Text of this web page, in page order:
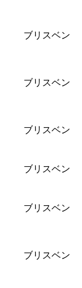
ブリスベン
ブリスベン
ブリスベン
ブリスベン
ブリスベン
ブリスベン